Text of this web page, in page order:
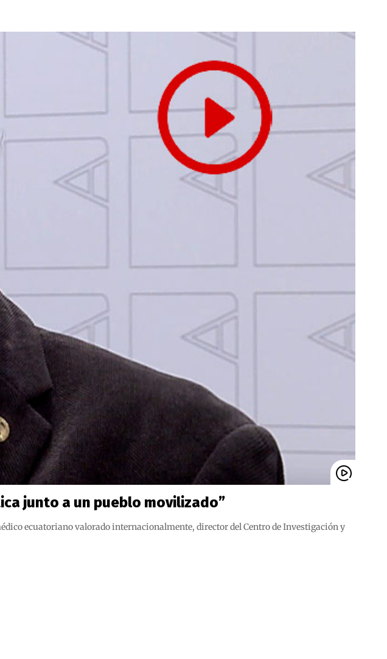
junto a un pueblo movilizado”
ecuatoriano valorado internacionalmente, director del Centro de Investigación y